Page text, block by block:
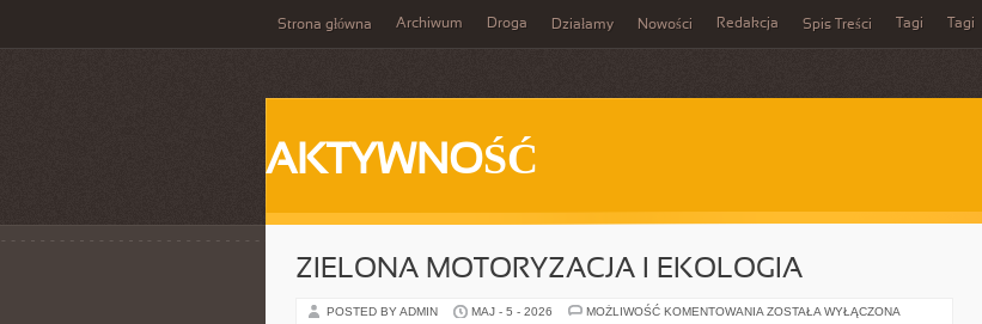
Strona główna Archiwum Droga Działamy Nowości Redakcja Spis Treści Tagi Tagi
AKTYWNOŚĆ
ZIELONA MOTORYZACJA I EKOLOGIA
POSTED BY ADMIN MAJ - 5 - 2026 MOŻLIWOŚĆ KOMENTOWANIA ZIELONA
ZOSTAŁA WYŁĄCZONA